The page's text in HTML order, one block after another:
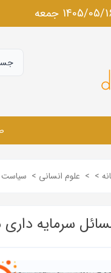
05/16 جمعه
>
> علوم انسانی > سیاست
سرمایه داری